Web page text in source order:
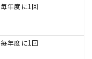
毎年度に1回
毎年度に1回